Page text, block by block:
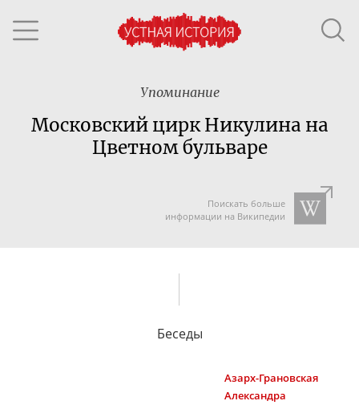
Упоминание
Московский цирк Никулина на
Цветном бульваре
Поискать больше
информации на Википедии
Беседы
Азарх-Грановская
Александра